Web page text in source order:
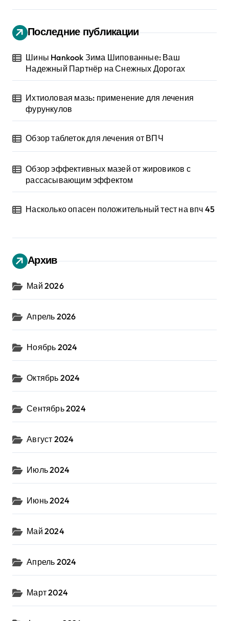
Последние публикации
Шины Hankook Зима Шипованные: Ваш
Надежный Партнёр на Снежных Дорогах
Ихтиоловая мазь: применение для лечения
фурункулов
Обзор таблеток для лечения от ВПЧ
Обзор эффективных мазей от жировиков с
рассасывающим эффектом
Насколько опасен положительный тест на впч 45
Архив
Май 2026
Апрель 2026
Ноябрь 2024
Октябрь 2024
Сентябрь 2024
Август 2024
Июль 2024
Июнь 2024
Май 2024
Апрель 2024
Март 2024